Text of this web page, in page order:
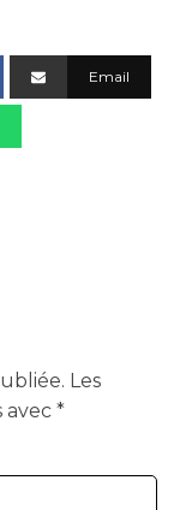
Email
Les
avec *